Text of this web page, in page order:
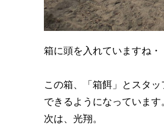
箱に頭を入れていますね・
この箱、「箱餌」とスタッ
できるようになっています
次は、光翔。